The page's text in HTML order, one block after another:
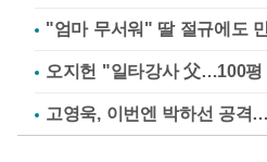
"엄마 무서워" 딸 절규에도
오지헌 "일타강사 父…100
고영욱, 이번엔 박하선 공